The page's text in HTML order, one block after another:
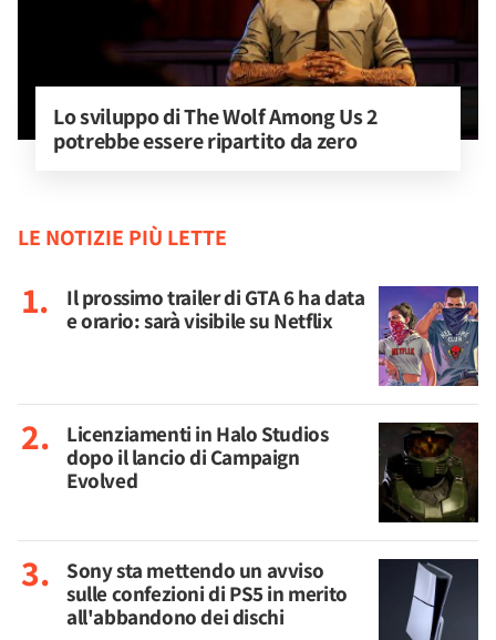
Lo sviluppo di The Wolf Among Us 2
potrebbe essere ripartito da zero
LE NOTIZIE PIÙ LETTE
Il prossimo trailer di GTA 6 ha data
e orario: sarà visibile su Netflix
Licenziamenti in Halo Studios
dopo il lancio di Campaign
Evolved
Sony sta mettendo un avviso
sulle confezioni di PS5 in merito
all'abbandono dei dischi